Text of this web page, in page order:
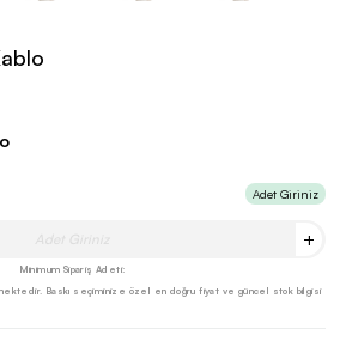
Adet Giriniz
+
Minimum Sipariş Adeti:
Baskı seçiminize özel en doğru fiyat ve güncel stok bilgisi